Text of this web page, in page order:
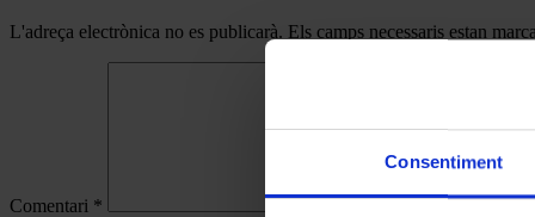
Consentiment
L'adreça electrònica no es publicarà. Els camps necessaris estan
Comentari *